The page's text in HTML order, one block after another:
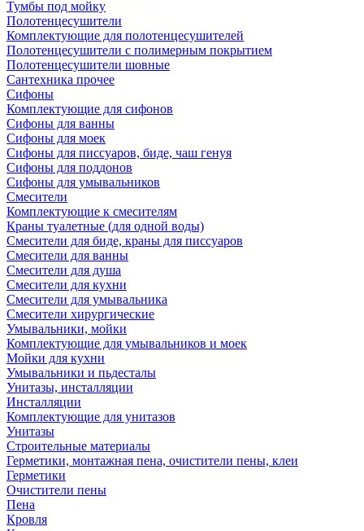
Тумбы под мойку
Полотенцесушители
Комплектующие для полотенцесушителей
Полотенцесушители с полимерным покрытием
Полотенцесушители шовные
Сантехника прочее
Сифоны
Комплектующие для сифонов
Сифоны для ванны
Сифоны для моек
Сифоны для писсуаров, биде, чаш генуя
Сифоны для поддонов
Сифоны для умывальников
Смесители
Комплектующие к смесителям
Краны туалетные (для одной воды)
Смесители для биде, краны для писсуаров
Смесители для ванны
Смесители для душа
Смесители для кухни
Смесители для умывальника
Смесители хирургические
Умывальники, мойки
Комплектующие для умывальников и моек
Мойки для кухни
Умывальники и пьдесталы
Унитазы, инсталляции
Инсталляции
Комплектующие для унитазов
Унитазы
Строительные материалы
Герметики, монтажная пена, очистители пены, клеи
Герметики
Очистители пены
Пена
Кровля